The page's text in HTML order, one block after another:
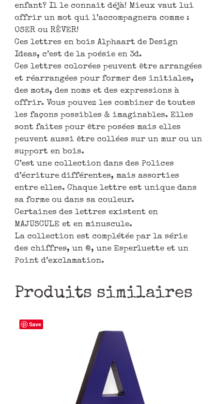
enfant? Il le connait déjà! Mieux vaut lui
offrir un mot qui l’accompagnera comme :
OSER ou RÊVER!
Ces lettres en bois Alphaart de Design
Ideas, c’est de la poésie en 3d.
Ces lettres colorées peuvent être arrangées
et réarrangées pour former des initiales,
des mots, des noms et des expressions à
offrir. Vous pouvez les combiner de toutes
les façons possibles & imaginables. Elles
sont faites pour être posées mais elles
peuvent aussi être collées sur un mur ou un
support en bois.
C’est une collection dans des Polices
d’écriture différentes, mais assorties
entre elles. Chaque lettre est unique dans
sa forme ou dans sa couleur.
Certaines des lettres existent en
MAJUSCULE et en minuscule.
La collection est complétée par la série
des chiffres, un @, une Esperluette et un
Point d’exclamation.
Produits similaires
Save